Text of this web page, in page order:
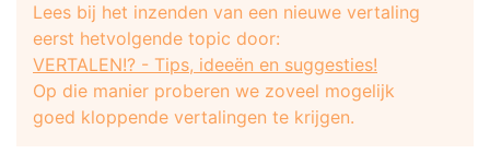
Lees bij het inzenden van een nieuwe vertaling
eerst hetvolgende topic door:
VERTALEN!? - Tips, ideeën en suggesties!
Op die manier proberen we zoveel mogelijk
goed kloppende vertalingen te krijgen.